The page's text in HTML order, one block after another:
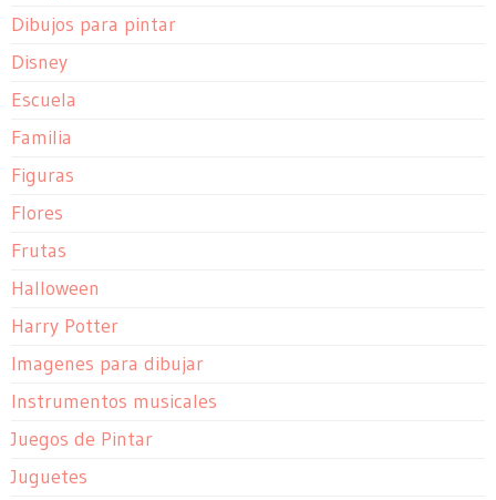
Dibujos para pintar
Disney
Escuela
Familia
Figuras
Flores
Frutas
Halloween
Harry Potter
Imagenes para dibujar
Instrumentos musicales
Juegos de Pintar
Juguetes